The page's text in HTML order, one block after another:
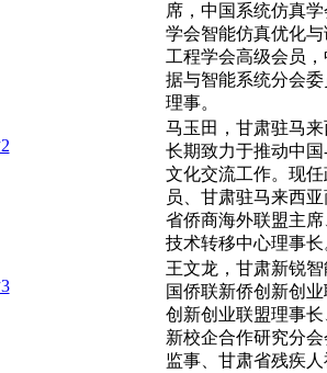
席，中国系统仿真
学会智能仿真优化
工程学会高级会员
据与智能系统分会
理事。
马玉田，甘肃驻马来
长期致力于推动中国
文化交流工作。现
员、甘肃驻马来西
省侨商海外联盟主
技术转移中心理事长
王文龙 ，甘肃新锐
国侨联新侨创新创
创新创业联盟理事
新校企合作研究分
监事、甘肃省残疾